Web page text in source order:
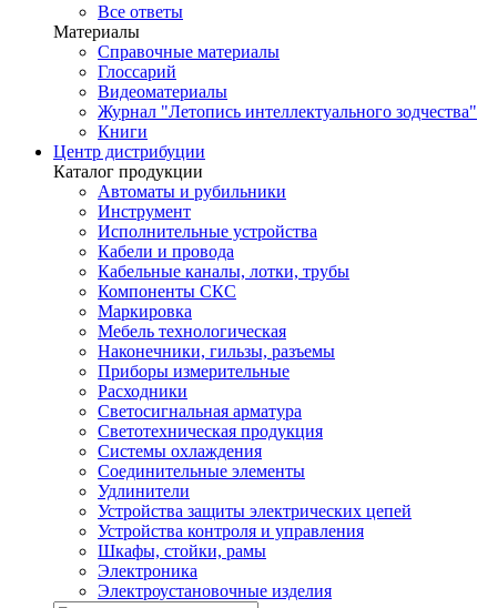
Все ответы
Материалы
Справочные материалы
Глоссарий
Видеоматериалы
Журнал "Летопись интеллектуального зодчества"
Книги
Центр дистрибуции
Каталог продукции
Автоматы и рубильники
Инструмент
Исполнительные устройства
Кабели и провода
Кабельные каналы, лотки, трубы
Компоненты СКС
Маркировка
Мебель технологическая
Наконечники, гильзы, разъемы
Приборы измерительные
Расходники
Светосигнальная арматура
Светотехническая продукция
Системы охлаждения
Соединительные элементы
Удлинители
Устройства защиты электрических цепей
Устройства контроля и управления
Шкафы, стойки, рамы
Электроника
Электроустановочные изделия